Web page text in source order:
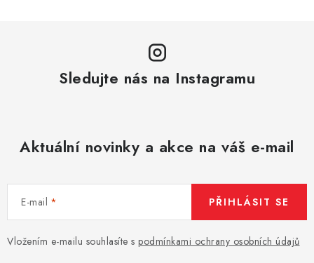
Sledujte nás na Instagramu
Aktuální novinky a akce na váš e-mail
E-mail
Vložením e-mailu souhlasíte s podmínkami ochrany osobních údajů
PŘIHLÁSIT SE